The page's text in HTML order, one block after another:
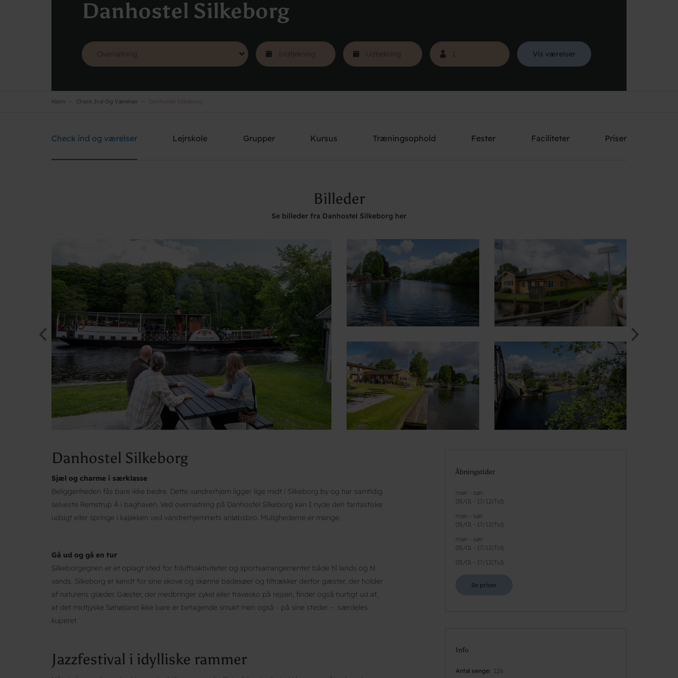
Danhostel Silkeborg
Vis værelser
Danhostel Silkeborg
Hjem Check Ind Og Værelser
Check ind og værelser Lejrskole Grupper Kursus Træningsophold Fester Faciliteter Priser
Billeder
Se billeder fra Danhostel Silkeborg her
Danhostel Silkeborg
Sjæl og charme i særklasse
Beliggenheden fås bare ikke bedre. Dette vandrerhjem ligger lige midt i Silkeborg by og har samtidig
selveste Remstrup Å i baghaven. Ved overnatning på Danhostel Silkeborg kan I nyde den fantastiske
udsigt eller springe i kajakken ved vandrerhjemmets anløbsbro. Mulighederne er mange.
Gå ud og gå en tur
Silkeborgegnen er et oplagt sted for friluftsaktiviteter og sportsarrangementer både til lands og til
vands. Silkeborg er kendt for sine skove og skønne badesøer og tiltrækker derfor gæster, der holder
af naturens glæder. Gæster, der medbringer cykel eller travesko på rejsen, finder også hurtigt ud af,
at det midtjyske Søhøjland ikke bare er betagende smukt men også - på sine steder – særdeles
kuperet.
Jazzfestival i idylliske rammer
Åbningstider
man - søn
05/01 - 17/12( Tid)
man - søn
05/01 - 17/12( Tid)
man - søn
05/01 - 17/12( Tid)
05/01 - 17/12( Tid)
Se priser
Info
Antal senge
126